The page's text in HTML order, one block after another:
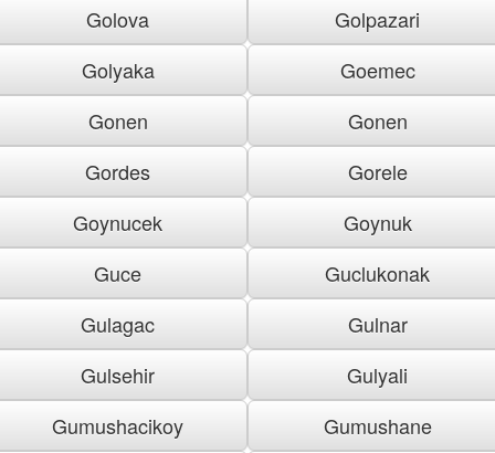
Golova
Golpazari
Golyaka
Goemec
Gonen
Gonen
Gordes
Gorele
Goynucek
Goynuk
Guce
Guclukonak
Gulagac
Gulnar
Gulsehir
Gulyali
Gumushacikoy
Gumushane